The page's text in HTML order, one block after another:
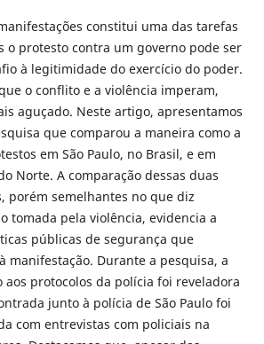
constitui uma das tarefas
o protesto contra um governo pode ser
à legitimidade do exercício do poder.
o conflito e a violência imperam,
aguçado. Neste artigo, apresentamos
que comparou a maneira como a
em São Paulo, no Brasil, e em
Norte. A comparação dessas duas
porém semelhantes no que diz
tomada pela violência, evidencia a
públicas de segurança que
manifestação. Durante a pesquisa, a
aos protocolos da polícia foi reveladora
junto à polícia de São Paulo foi
com entrevistas com policiais na